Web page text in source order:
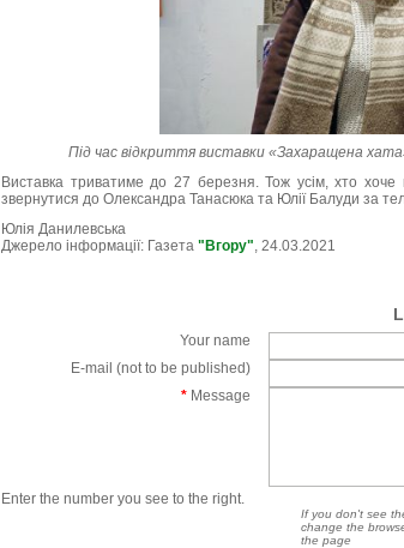
Під час відкриття виставки «Захаращена
Виставка триватиме до 27 березня. Тож усім, хто хоче
звернутися до Олександра Танасюка та Юлії Балуди за
Юлія Данилевська
Джерело інформації: Газета "Вгору", 24.03.2021
Your name
E-mail (not to be published)
* Message
Enter the number you see to the right.
If you don't see
change the
the page